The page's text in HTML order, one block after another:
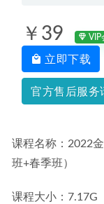
￥39 VIP
立即下载
官方售后服务
课程名称：2022
班+春季班）
课程大小：7.17G
2026-07-26